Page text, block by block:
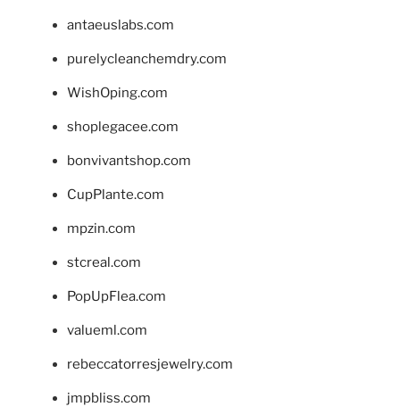
antaeuslabs.com
purelycleanchemdry.com
WishOping.com
shoplegacee.com
bonvivantshop.com
CupPlante.com
mpzin.com
stcreal.com
PopUpFlea.com
valueml.com
rebeccatorresjewelry.com
jmpbliss.com